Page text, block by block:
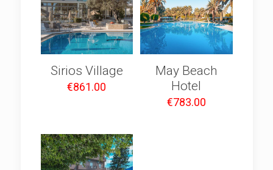
Sirios Village
€861.00
May Beach
Hotel
€783.00